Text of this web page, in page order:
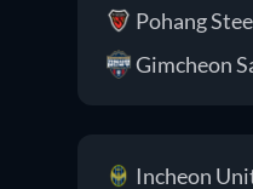
Pohang
Gimcheon
Incheon